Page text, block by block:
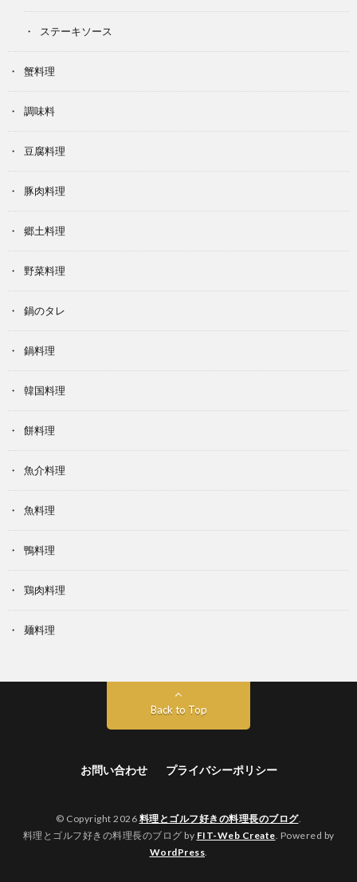
ステーキソース
蟹料理
調味料
豆腐料理
豚肉料理
郷土料理
野菜料理
鍋のタレ
鍋料理
韓国料理
餅料理
魚介料理
魚料理
鴨料理
鶏肉料理
麺料理
Back to Top
お問い合わせ プライバシーポリシー
© Copyright 2026 料理とゴルフ好きの料理長のブログ.
料理とゴルフ好きの料理長のブログ by FIT-Web Create. Powered by
WordPress.